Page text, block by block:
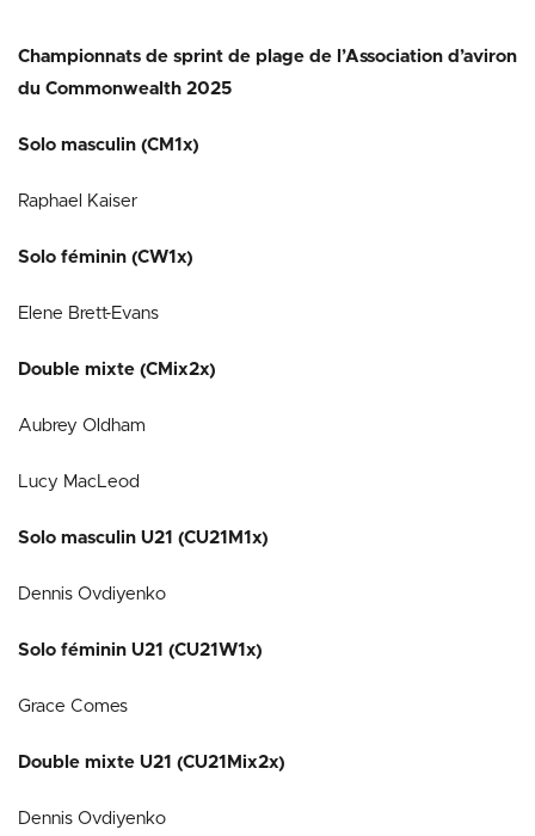
Championnats de sprint de plage de l’Association d’aviron
du Commonwealth 2025
Solo masculin (CM1x)
Raphael Kaiser
Solo féminin (CW1x)
Elene Brett-Evans
Double mixte (CMix2x)
Aubrey Oldham
Lucy MacLeod
Solo masculin U21 (CU21M1x)
Dennis Ovdiyenko
Solo féminin U21 (CU21W1x)
Grace Comes
Double mixte U21 (CU21Mix2x)
Dennis Ovdiyenko